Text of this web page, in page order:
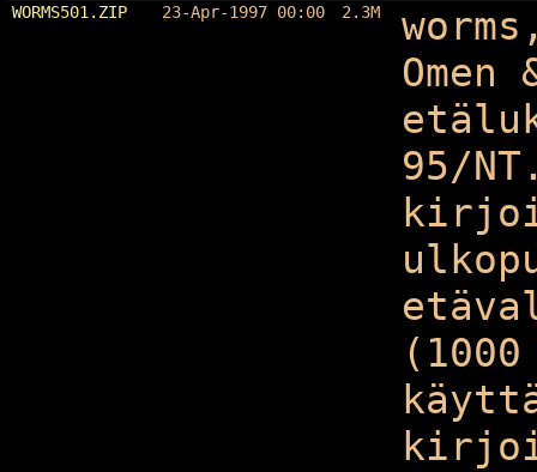
WORMS501.ZIP 23-Apr-1997 00:00 2.3M
Omen
95/